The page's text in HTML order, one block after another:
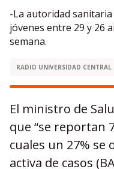
-La autoridad
jóvenes entre 29 y 26
semana.
RADIO UNIVERSIDAD CENTRAL
El ministro de
que “se reportan
cuales un 27%
activa de casos